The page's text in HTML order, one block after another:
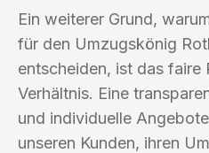
Ein weiterer Grund,
für den Umzugskönig
entscheiden, ist das faire
Verhältnis. Eine
und individuelle
unseren Kunden, ihren